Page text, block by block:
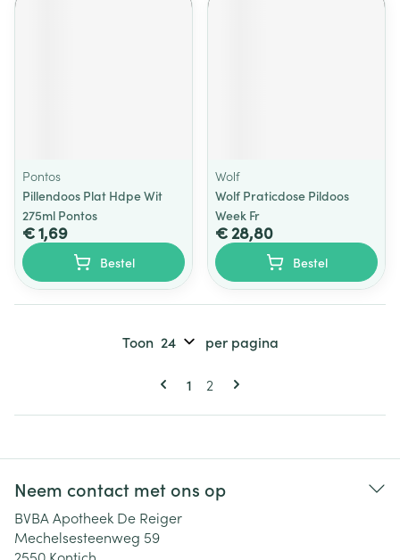
Pontos
Pillendoos Plat Hdpe Wit
275ml Pontos
€ 1,69
Bestel
Wolf
Wolf Praticdose Pildoos
Week Fr
€ 28,80
Bestel
Pagina's
U lees momenteel pagina
1 Pagina
2
Toon per pagina
Neem contact met ons op
BVBA Apotheek De Reiger
Mechelsesteenweg 59